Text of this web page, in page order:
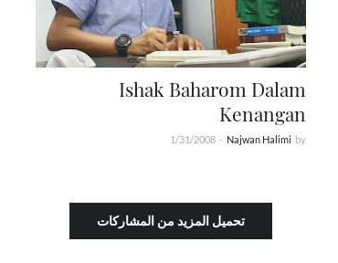
Ishak Baharom Dalam
Kenangan
by
Najwan Halimi
-
1/31/2008
تحميل المزيد من المشاركات